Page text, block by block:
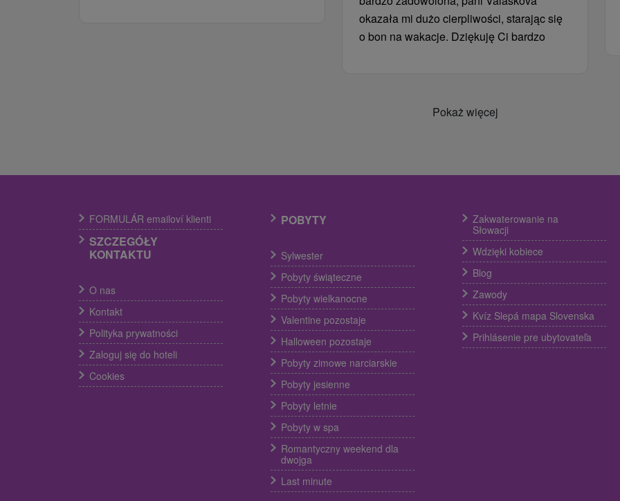
okazała mi dużo cierpliwości, starając się
o bon na wakacje. Dziękuję Ci bardzo
Pokaż więcej
FORMULÁR emailoví klienti
SZCZEGÓŁY
KONTAKTU
O nas
Kontakt
Polityka prywatności
Zaloguj się do hoteli
Cookies
POBYTY
Sylwester
Pobyty świąteczne
Pobyty wielkanocne
Valentine pozostaje
Halloween pozostaje
Pobyty zimowe narciarskie
Pobyty jesienne
Pobyty letnie
Pobyty w spa
Romantyczny weekend dla
dwojga
Last minute
Zakwaterowanie na
Słowacji
Wdzięki kobiece
Blog
Zawody
Kvíz Slepá mapa Slovenska
Prihlásenie pre ubytovateľa